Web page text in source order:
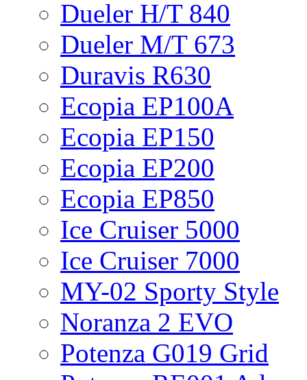
Dueler H/T 840
Dueler M/T 673
Duravis R630
Ecopia EP100A
Ecopia EP150
Ecopia EP200
Ecopia EP850
Ice Cruiser 5000
Ice Cruiser 7000
MY-02 Sporty Style
Noranza 2 EVO
Potenza G019 Grid